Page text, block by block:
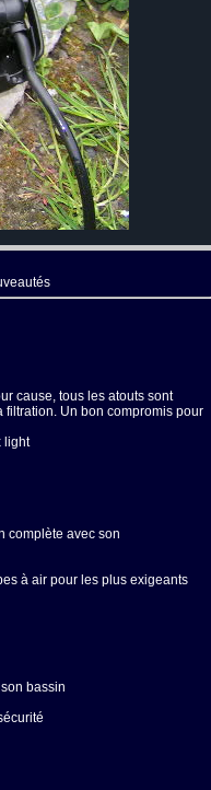
cause, tous les atouts sont
Un bon compromis pour
light
complète avec son
à air pour les plus exigeants
bassin